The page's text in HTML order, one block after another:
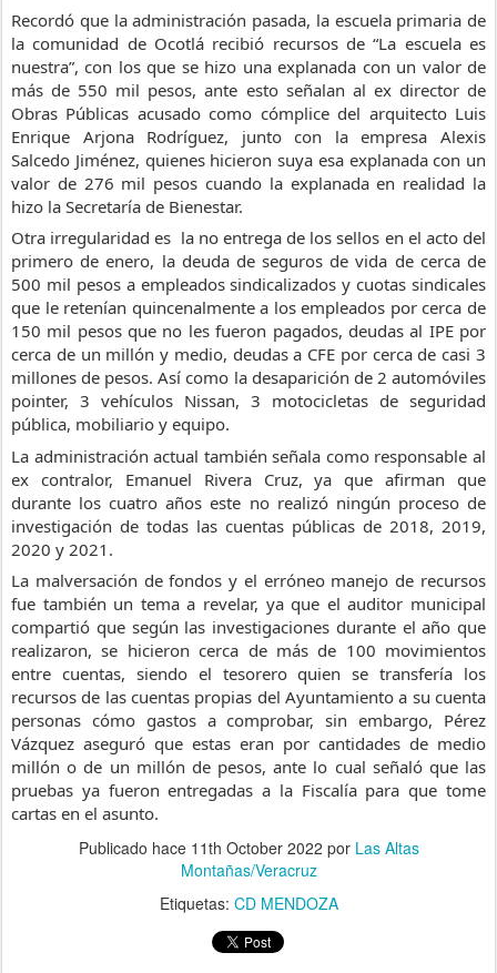
Recordó que la administración pasada, la escuela primaria de
la comunidad de Ocotlá recibió recursos de “La escuela es
nuestra”, con los que se hizo una explanada con un valor de
más de 550 mil pesos, ante esto señalan al ex director de
Obras Públicas acusado como cómplice del arquitecto Luis
Enrique Arjona Rodríguez, junto con la empresa Alexis
Salcedo Jiménez, quienes hicieron suya esa explanada con un
valor de 276 mil pesos cuando la explanada en realidad la
hizo la Secretaría de Bienestar.
Otra irregularidad es  la no entrega de los sellos en el acto del
primero de enero, la deuda de seguros de vida de cerca de
500 mil pesos a empleados sindicalizados y cuotas sindicales
que le retenían quincenalmente a los empleados por cerca de
150 mil pesos que no les fueron pagados, deudas al IPE por
cerca de un millón y medio, deudas a CFE por cerca de casi 3
millones de pesos. Así como la desaparición de 2 automóviles
pointer, 3 vehículos Nissan, 3 motocicletas de seguridad
pública, mobiliario y equipo.
La administración actual también señala como responsable al
ex contralor, Emanuel Rivera Cruz, ya que afirman que
durante los cuatro años este no realizó ningún proceso de
investigación de todas las cuentas públicas de 2018, 2019,
2020 y 2021.
La malversación de fondos y el erróneo manejo de recursos
fue también un tema a revelar, ya que el auditor municipal
compartió que según las investigaciones durante el año que
realizaron, se hicieron cerca de más de 100 movimientos
entre cuentas, siendo el tesorero quien se transfería los
recursos de las cuentas propias del Ayuntamiento a su cuenta
personas cómo gastos a comprobar, sin embargo, Pérez
Vázquez aseguró que estas eran por cantidades de medio
millón o de un millón de pesos, ante lo cual señaló que las
pruebas ya fueron entregadas a la Fiscalía para que tome
cartas en el asunto.
Publicado hace 11th October 2022 por Las Altas
Montañas/Veracruz
Etiquetas: CD MENDOZA